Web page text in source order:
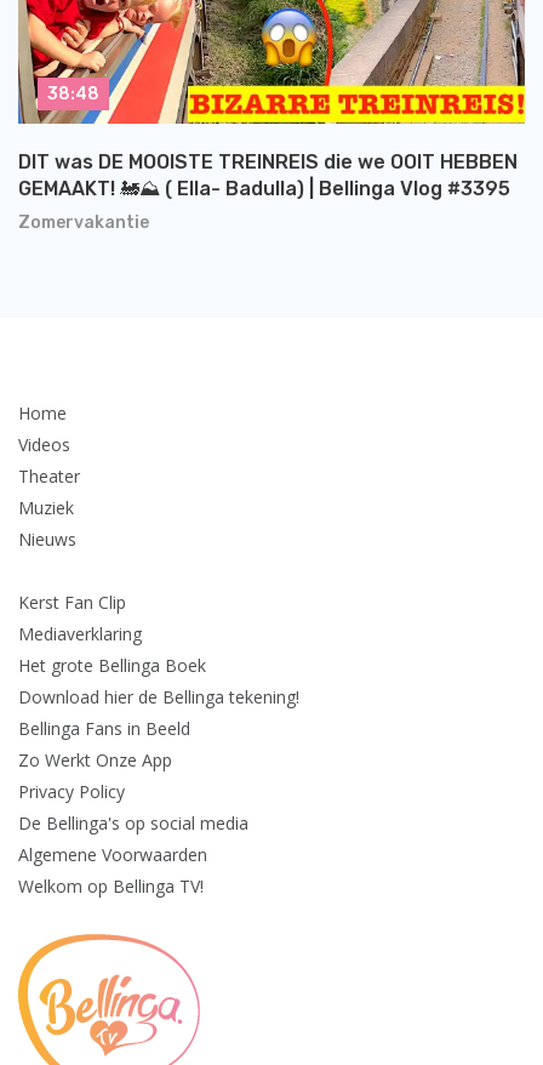
Zomervakantie
DIT was DE MOOISTE TREINREIS die we OOIT HEBBEN
GEMAAKT! 🚂⛰️ ( Ella- Badulla) | Bellinga Vlog #3395
38:48
Home
Videos
Theater
Muziek
Nieuws
Kerst Fan Clip
Mediaverklaring
Het grote Bellinga Boek
Download hier de Bellinga tekening!
Bellinga Fans in Beeld
Zo Werkt Onze App
Privacy Policy
De Bellinga's op social media
Algemene Voorwaarden
Welkom op Bellinga TV!